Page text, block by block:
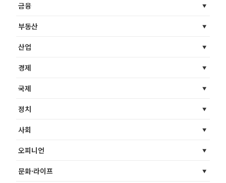
금융
부동산
산업
경제
국제
정치
사회
오피니언
문화·라이프